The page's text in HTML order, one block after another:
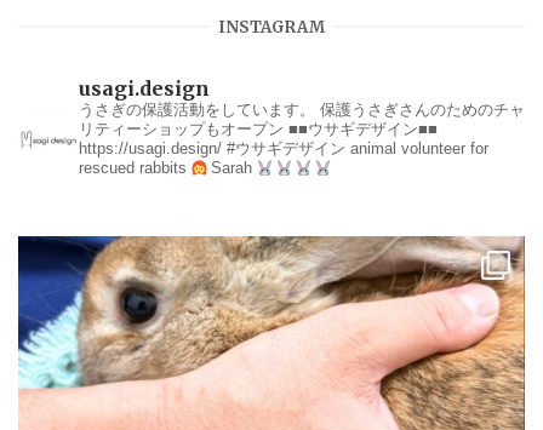
INSTAGRAM
usagi.design
うさぎの保護活動をしています。
保護うさぎさんのためのチャ
リティーショップもオープン ■■ウサギデザイン■■
https://usagi.design/ #ウサギデザイン animal volunteer for
rescued rabbits
Sarah